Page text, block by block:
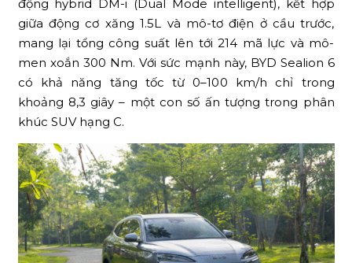
động hybrid DM-i (Dual Mode intelligent), kết hợp
giữa động cơ xăng 1.5L và mô-tơ điện ở cầu trước,
mang lại tổng công suất lên tới 214 mã lực và mô-
men xoắn 300 Nm. Với sức mạnh này, BYD Sealion 6
có khả năng tăng tốc từ 0–100 km/h chỉ trong
khoảng 8,3 giây – một con số ấn tượng trong phân
khúc SUV hạng C.